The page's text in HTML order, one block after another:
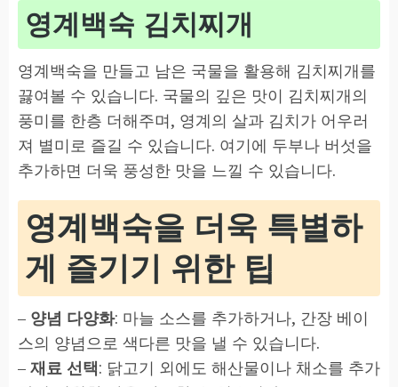
영계백숙 김치찌개
영계백숙을 만들고 남은 국물을 활용해 김치찌개를
끓여볼 수 있습니다. 국물의 깊은 맛이 김치찌개의
풍미를 한층 더해주며, 영계의 살과 김치가 어우러
져 별미로 즐길 수 있습니다. 여기에 두부나 버섯을
추가하면 더욱 풍성한 맛을 느낄 수 있습니다.
영계백숙을 더욱 특별하
게 즐기기 위한 팁
– 양념 다양화: 마늘 소스를 추가하거나, 간장 베이
스의 양념으로 색다른 맛을 낼 수 있습니다.
– 재료 선택: 닭고기 외에도 해산물이나 채소를 추가